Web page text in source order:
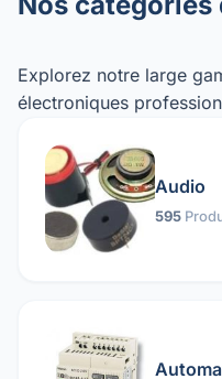
Explorez notre large
électroniques
Audio
595